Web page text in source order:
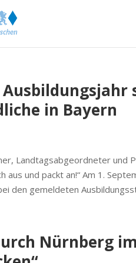
in Bayern
Landtagsabgeordneter und
aus und packt an!“ Am 1.
den gemeldeten
Nürnberg